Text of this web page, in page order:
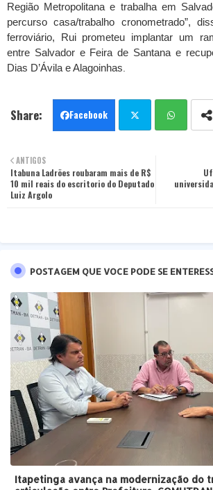
Região Metropolitana e trabalha em
percurso casa/trabalho cronometrado”,
ferroviário, Rui prometeu implantar um
entre Salvador e Feira de Santana e
Dias D’Ávila e Alagoinhas
Facebook
ter
ANTIGOS
Itabuna Ladrões roubaram mais de R$
10 mil reais do escritorio do Deputado
Luiz Argolo
POSTAGEM QUE VOCE PODE SE
Itapetinga avança na modernização do